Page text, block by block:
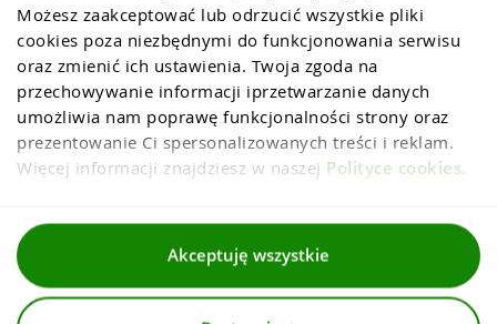
Możesz zaakceptować lub odrzucić wszystkie pliki
cookies poza niezbędnymi do funkcjonowania serwisu
oraz zmienić ich ustawienia. Twoja zgoda na
przechowywanie informacji iprzetwarzanie danych
umożliwia nam poprawę funkcjonalności strony oraz
prezentowanie Ci spersonalizowanych treści i reklam.
Więcej informacji znajdziesz w naszej Polityce cookies.
Akceptuję wszystkie
Regulaminy